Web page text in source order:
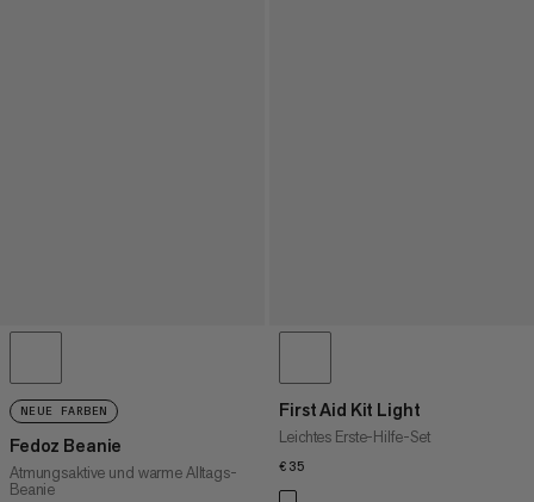
NEUE FARBEN
Fedoz Beanie
Atmungsaktive und warme Alltags-
Beanie
First Aid Kit Light
Leichtes Erste-Hilfe-Set
€35